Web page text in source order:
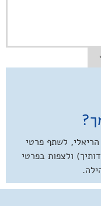
לשתף פרטי
ולצפות בפרטי